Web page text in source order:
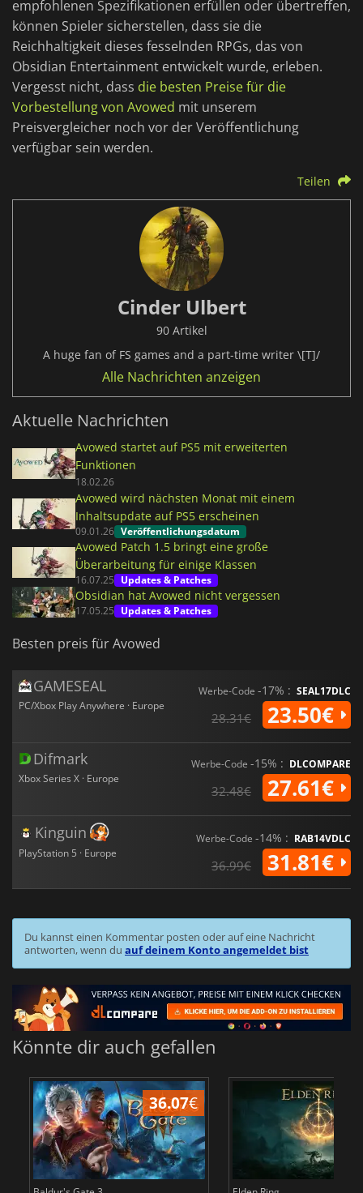
empfohlenen Spezifikationen erfüllen oder übertreffen,
können Spieler sicherstellen, dass sie die
Reichhaltigkeit dieses fesselnden RPGs, das von
Obsidian Entertainment entwickelt wurde, erleben.
Vergesst nicht, dass die besten Preise für die
Vorbestellung von Avowed mit unserem
Preisvergleicher noch vor der Veröffentlichung
verfügbar sein werden.
Teilen
Cinder Ulbert
90 Artikel
A huge fan of FS games and a part-time writer \[T]/
Alle Nachrichten anzeigen
Aktuelle Nachrichten
Avowed startet auf PS5 mit erweiterten
Funktionen
18.02.26
Avowed wird nächsten Monat mit einem
Inhaltsupdate auf PS5 erscheinen
09.01.26 Veröffentlichungsdatum
Avowed Patch 1.5 bringt eine große
Überarbeitung für einige Klassen
16.07.25 Updates & Patches
Obsidian hat Avowed nicht vergessen
17.05.25 Updates & Patches
Besten preis für Avowed
GAMESEAL
PC/Xbox Play Anywhere · Europe
Werbe-Code -17% : SEAL17DLC
28.31€ 23.50€
Difmark
Xbox Series X · Europe
Werbe-Code -15% : DLCOMPARE
32.48€ 27.61€
Kinguin
PlayStation 5 · Europe
Werbe-Code -14% : RAB14VDLC
36.99€ 31.81€
Du kannst einen Kommentar posten oder auf eine Nachricht
antworten, wenn du auf deinem Konto angemeldet bist
Könnte dir auch gefallen
36.07€